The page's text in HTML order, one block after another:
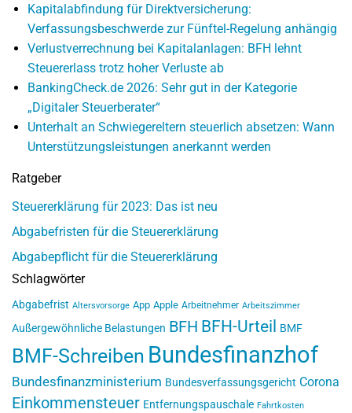
Kapitalabfindung für Direktversicherung:
Verfassungsbeschwerde zur Fünftel-Regelung anhängig
Verlustverrechnung bei Kapitalanlagen: BFH lehnt
Steuererlass trotz hoher Verluste ab
BankingCheck.de 2026: Sehr gut in der Kategorie
„Digitaler Steuerberater“
Unterhalt an Schwiegereltern steuerlich absetzen: Wann
Unterstützungsleistungen anerkannt werden
Ratgeber
Steuererklärung für 2023: Das ist neu
Abgabefristen für die Steuererklärung
Abgabepflicht für die Steuererklärung
Schlagwörter
Abgabefrist Altersvorsorge App Apple Arbeitnehmer Arbeitszimmer
Außergewöhnliche Belastungen BFH BFH-Urteil BMF
BMF-Schreiben Bundesfinanzhof
Bundesfinanzministerium Bundesverfassungsgericht Corona
Einkommensteuer Entfernungspauschale Fahrtkosten